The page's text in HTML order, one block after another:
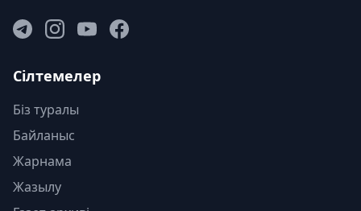
Сілтемелер
Біз туралы
Байланыс
Жарнама
Жазылу